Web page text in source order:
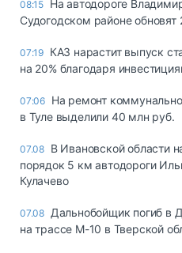
08:15 На автодороге
Судогодском районе обновят
07:19 КАЗ нарастит выпуск
на 20% благодаря
07:06 На ремонт
в Туле выделили 40 млн руб.
07.08 В Ивановской области
порядок 5 км автодороги
Кулачево
07.08 Дальнобойщик погиб в
на трассе М-10 в Тверской